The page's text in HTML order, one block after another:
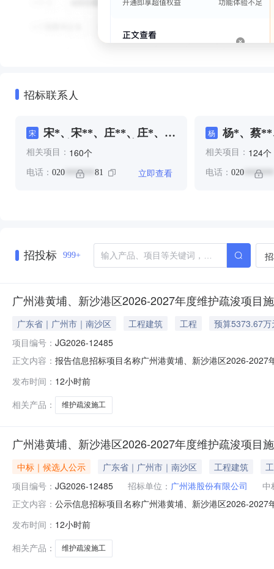
招标联系人
宋
宋*、宋**、庄**、庄*、杨
相关项目： 160个
电话： 020 ******* 81 立即查看
杨
杨*、蔡
相关项目： 124个
电话： 020*******
招投标 999+
广州港黄埔、新沙港区2026-2027年度维护疏浚项目
广东省｜广州市｜南沙区 工程建筑 工程
预算5373.67万
项目编号： JG2026-12485
正文内容： 报告信息招标项目名称广州港黄埔、新沙港区2026-
发布时间： 12小时前
相关产品：
维护疏浚施工
广州港黄埔、新沙港区2026-2027年度维护疏浚项目
中标｜候选人公示 广东省｜广州市｜南沙区 工程建筑
项目编号： JG2026-12485 招标单位： 广州港股份有限公司
中
正文内容： 公示信息招标项目名称广州港黄埔、新沙港区2026-
440115-04-01-841916投资项目名称广州港股份有限公
发布时间： 12小时前
相关产品：
维护疏浚施工